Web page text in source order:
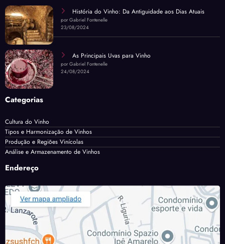
História do Vinho: Da Antiguidade aos Dias Atuais
por Gabriel Fontenelle
23/08/2024
As Principais Uvas para Vinho
por Gabriel Fontenelle
24/08/2024
Categorias
Cultura do Vinho
Tipos e Harmonização de Vinhos
Produção e Regiões Vinícolas
Análise e Armazenamento de Vinhos
Endereço